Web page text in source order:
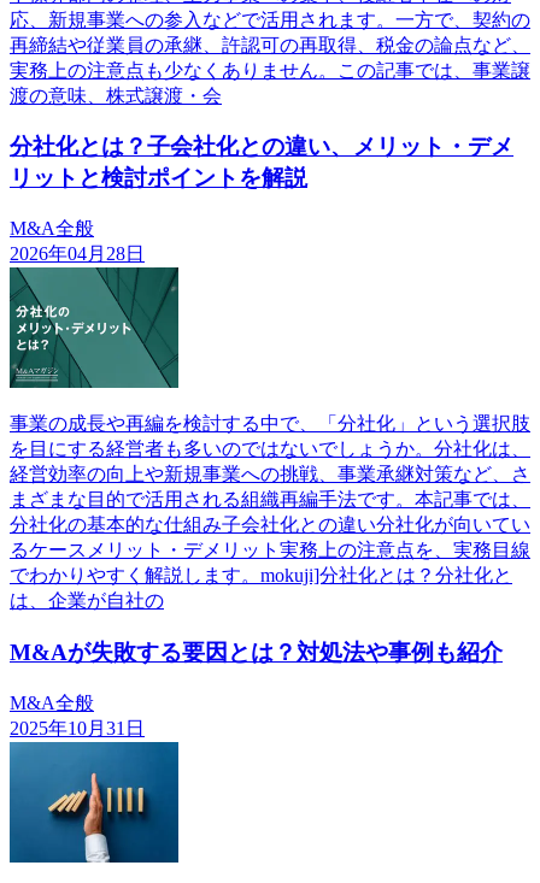
応、新規事業への参入などで活用されます。一方で、契約の
再締結や従業員の承継、許認可の再取得、税金の論点など、
実務上の注意点も少なくありません。この記事では、事業譲
渡の意味、株式譲渡・会
分社化とは？子会社化との違い、メリット・デメ
リットと検討ポイントを解説
M&A全般
2026年04月28日
事業の成長や再編を検討する中で、「分社化」という選択肢
を目にする経営者も多いのではないでしょうか。分社化は、
経営効率の向上や新規事業への挑戦、事業承継対策など、さ
まざまな目的で活用される組織再編手法です。本記事では、
分社化の基本的な仕組み子会社化との違い分社化が向いてい
るケースメリット・デメリット実務上の注意点を、実務目線
でわかりやすく解説します。mokuji]分社化とは？分社化と
は、企業が自社の
M&Aが失敗する要因とは？対処法や事例も紹介
M&A全般
2025年10月31日